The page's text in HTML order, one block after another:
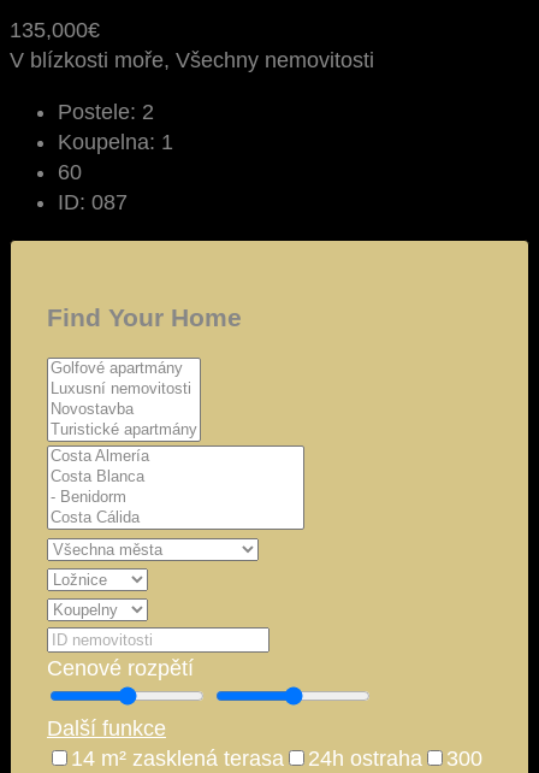
135,000€
V blízkosti moře, Všechny nemovitosti
Postele: 2
Koupelna: 1
60
ID: 087
Find Your Home
Cenové rozpětí
Další funkce
14 m² zasklená terasa
24h ostraha
300